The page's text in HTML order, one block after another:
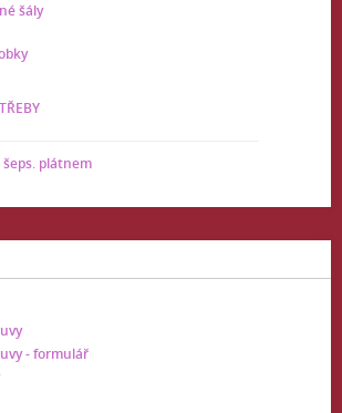
šály
šeps. plátnem
- formulář